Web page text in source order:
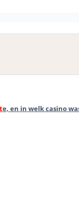
e, en in welk casino